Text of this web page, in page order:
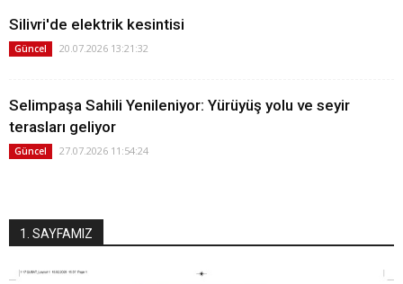
Silivri'de elektrik kesintisi
Güncel 20.07.2026 13:21:32
Selimpaşa Sahili Yenileniyor: Yürüyüş yolu ve seyir
terasları geliyor
Güncel 27.07.2026 11:54:24
1. SAYFAMIZ